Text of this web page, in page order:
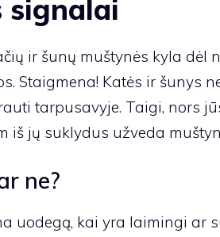
signalai
ir šunų muštynės kyla dėl
Staigmena! Katės ir šunys
tarpusavyje. Taigi, nors
iš jų suklydus užveda
ne?
uodegą, kai yra laimingi ar